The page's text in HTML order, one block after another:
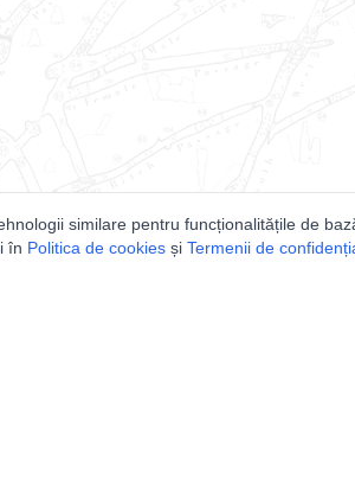
similare pentru funcționalitățile de
în Politica de cookies și Termenii de